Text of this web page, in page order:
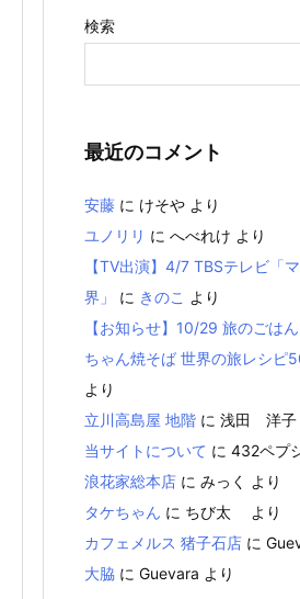
検索
最近のコメント
安藤 に けそや より
ユノリリ に へべれけ より
【TV出演】4/7 TBSテレビ「
界」
に きのこ より
【お知らせ】10/29 旅のごは
ちゃん焼そば 世界の旅レシピ
より
立川高島屋 地階 に 浅田 洋子
当サイトについて に 432ペプ
浪花家総本店 に みっく
より
タケちゃん に ちび太
より
カフェメルス 猪子石店 に
大脇 に Guevara より